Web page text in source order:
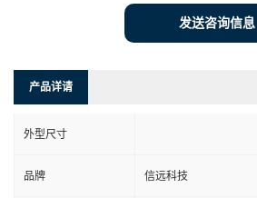
发送咨询信息
产品详请
外型尺寸
品牌 信远科技